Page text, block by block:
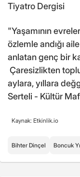
Tiyatro Dergisi
"Yaşamının
özlemle andığı
anlatan genç bir
Çaresizlikten
aylara, yıllara
Serteli - Kültür
Kaynak: Etkinlik.io
Bihter Dinçel Boncuk